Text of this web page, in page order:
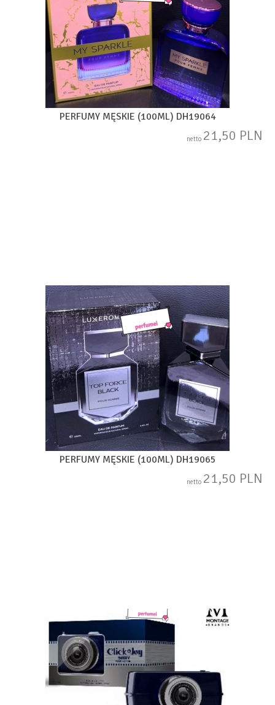
PERFUMY MĘSKIE (100ML) DH19064
netto 21,50 PLN
PERFUMY MĘSKIE (100ML) DH19065
netto 21,50 PLN